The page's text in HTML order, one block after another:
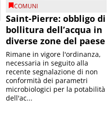
COMUNI
Saint-Pierre: obbligo di
bollitura dell’acqua in
diverse zone del paese
Rimane in vigore l'ordinanza,
necessaria in seguito alla
recente segnalazione di non
conformità dei parametri
microbiologici per la potabilità
dell'ac...